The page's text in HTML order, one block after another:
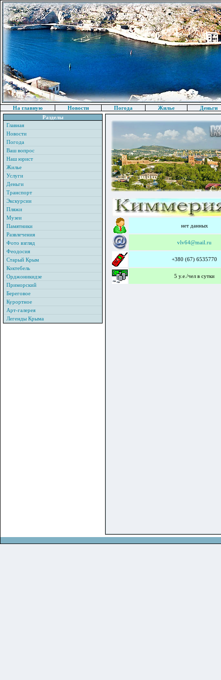
На главную Новости Погода Жилье
Деньги
Разделы
Главная
Новости
Погода
Ваш вопрос
Наш юрист
Жилье
Услуги
Деньги
Транспорт
Экскурсии
Пляжи
Музеи
Памятники
Развлечения
Фото взгляд
Феодосия
Старый Крым
Коктебель
Орджоникидзе
Приморский
Береговое
Курортное
Арт-галерея
Легенды Крыма
нет данных
vlv64@mail.ru
+380 (67) 6535770
5 у.е./чел в сутки